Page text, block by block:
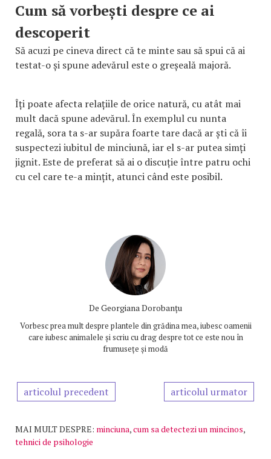
Cum să vorbești despre ce ai
descoperit
Să acuzi pe cineva direct că te minte sau să spui că ai
testat-o și spune adevărul este o greșeală majoră.
Îți poate afecta relațiile de orice natură, cu atât mai
mult dacă spune adevărul. În exemplul cu nunta
regală, sora ta s-ar supăra foarte tare dacă ar ști că îi
suspectezi iubitul de minciună, iar el s-ar putea simți
jignit. Este de preferat să ai o discuție între patru ochi
cu cel care te-a mințit, atunci când este posibil.
De Georgiana Dorobanțu
Vorbesc prea mult despre plantele din grădina mea, iubesc oamenii
care iubesc animalele și scriu cu drag despre tot ce este nou în
frumusețe și modă
articolul precedent articolul urmator
MAI MULT DESPRE: minciuna,cum sa detectezi un mincinos,
tehnici de psihologie